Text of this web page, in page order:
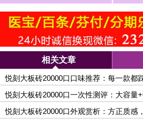
相关文章
悦刻大板砖20000口口味推荐：每一款都
悦刻大板砖20000口一次性测评：大容量
悦刻大板砖20000口外观赏析：方正质感